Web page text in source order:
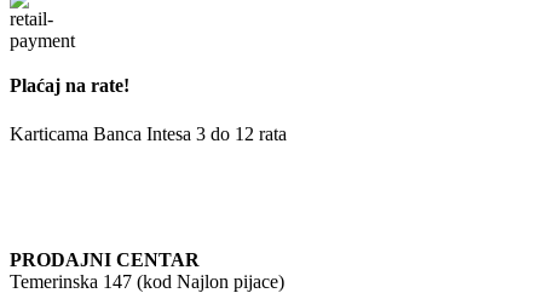
Plaćaj na rate!
Karticama Banca Intesa 3 do 12 rata
PRODAJNI CENTAR
Temerinska 147 (kod Najlon pijace)